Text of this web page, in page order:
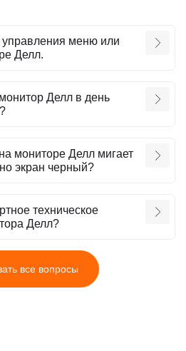
управления меню или
Делл.
Делл в день
мониторе Делл мигает
экран черный?
техническое
Делл?
все вопросы